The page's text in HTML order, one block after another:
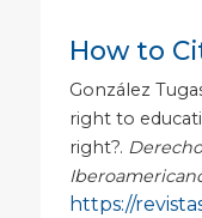
How to
González
right to
right?.
https://